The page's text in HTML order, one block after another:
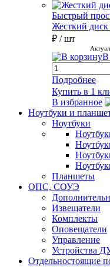
Быстрый
Жесткий диск
₽ / шт
В
Подробнее
Купить в 1
В избранное
Ноутбуки и
Ноутбуки
Планшеты
ОПС, СОУЭ
Извещатели
Комплекты
Оповещатели
Управление
Устройства
Отдельностоящие